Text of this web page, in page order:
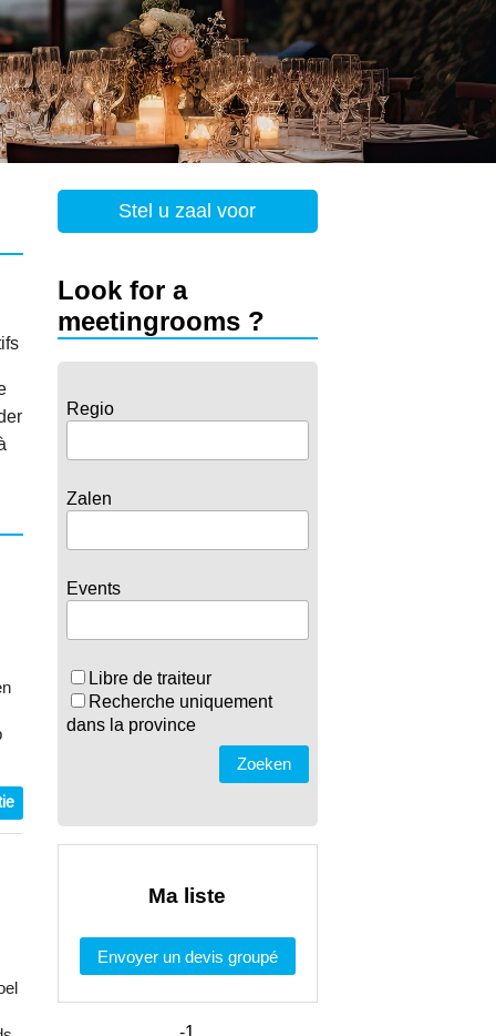
Stel u zaal voor
Look for a
meetingrooms ?
Regio
Zalen
Events
Libre de traiteur
Recherche uniquement
dans la province
Zoeken
Ma liste
Envoyer un devis groupé